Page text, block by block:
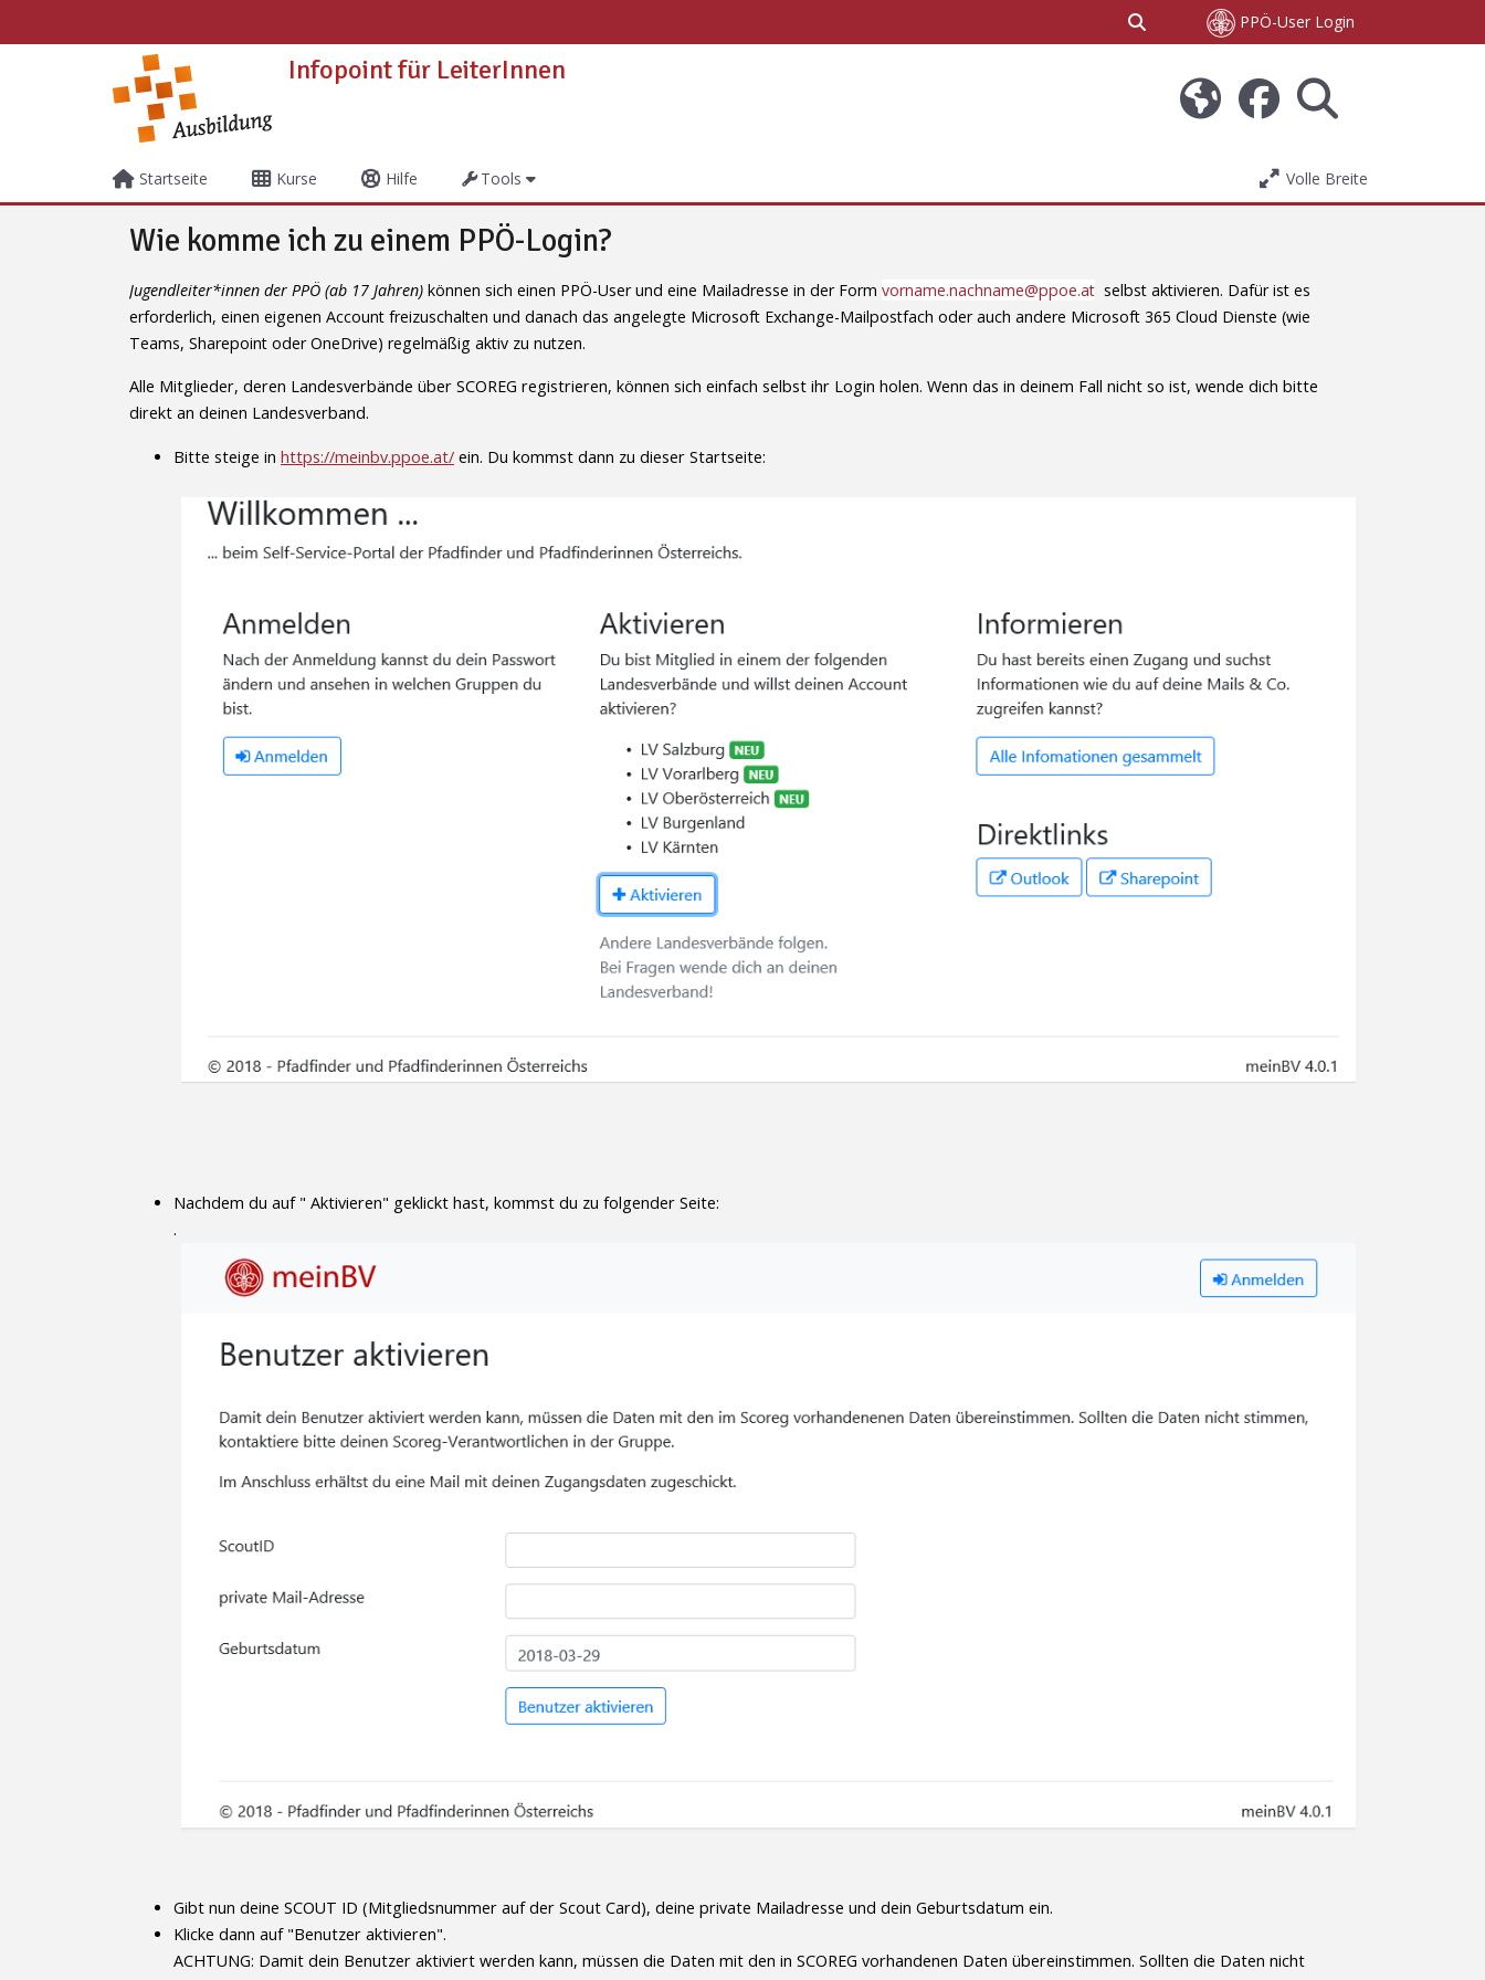
Sucheingabe umschalten
PPÖ-User Login
Infopoint für LeiterInnen
Startseite Kurse Hilfe Tools Volle Breite
Wie komme ich zu einem PPÖ-Login?
Abschlussbedingungen
Jugendleiter*innen der PPÖ (ab 17 Jahren) können sich einen PPÖ-User und eine Mailadresse in der Form vorname.nachname@ppoe.at selbst aktivieren. Dafür ist es
erforderlich, einen eigenen Account freizuschalten und danach das angelegte Microsoft Exchange-Mailpostfach oder auch andere Microsoft 365 Cloud Dienste (wie
Teams, Sharepoint oder OneDrive) regelmäßig aktiv zu nutzen.
Alle Mitglieder, deren Landesverbände über SCOREG registrieren, können sich einfach selbst ihr Login holen. Wenn das in deinem Fall nicht so ist, wende dich bitte
direkt an deinen Landesverband.
Bitte steige in https://meinbv.ppoe.at/ ein. Du kommst dann zu dieser Startseite:
Nachdem du auf " Aktivieren" geklickt hast, kommst du zu folgender Seite:
.
Gibt nun deine SCOUT ID (Mitgliedsnummer auf der Scout Card), deine private Mailadresse und dein Geburtsdatum ein.
Klicke dann auf "Benutzer aktivieren".
ACHTUNG: Damit dein Benutzer aktiviert werden kann, müssen die Daten mit den in SCOREG vorhandenen Daten übereinstimmen. Sollten die Daten nicht